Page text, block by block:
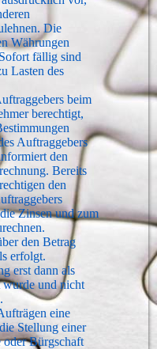
Die
Währungen
fällig sind
Lasten des
beim
berechtigt,
Auftraggebers
den
Bereits
den
Zinsen und zum
den Betrag
erfolgt.
erst dann als
wurde und nicht
eine
Stellung einer
oder Bürgschaft